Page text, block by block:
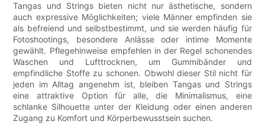
Tangas und Strings bieten nicht nur ästhetische, sondern
auch expressive Möglichkeiten; viele Männer empfinden sie
als befreiend und selbstbestimmt, und sie werden häufig für
Fotoshootings, besondere Anlässe oder intime Momente
gewählt. Pflegehinweise empfehlen in der Regel schonendes
Waschen und Lufttrocknen, um Gummibänder und
empfindliche Stoffe zu schonen. Obwohl dieser Stil nicht für
jeden im Alltag angenehm ist, bleiben Tangas und Strings
eine attraktive Option für alle, die Minimalismus, eine
schlanke Silhouette unter der Kleidung oder einen anderen
Zugang zu Komfort und Körperbewusstsein suchen.